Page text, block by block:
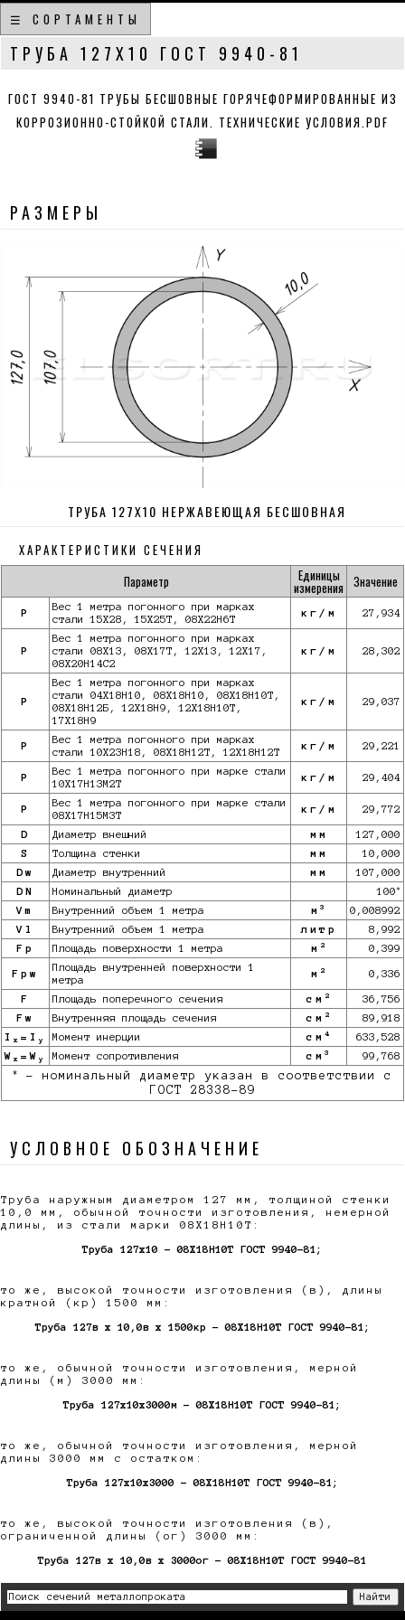
☰ СОРТАМЕНТЫ
ТРУБА 127Х10 ГОСТ 9940-81
ГОСТ 9940-81 ТРУБЫ БЕСШОВНЫЕ ГОРЯЧЕФОРМИРОВАННЫЕ ИЗ
КОРРОЗИОННО-СТОЙКОЙ СТАЛИ. ТЕХНИЧЕСКИЕ УСЛОВИЯ.PDF
РАЗМЕРЫ
ТРУБА 127Х10 НЕРЖАВЕЮЩАЯ БЕСШОВНАЯ
ХАРАКТЕРИСТИКИ СЕЧЕНИЯ
Параметр
Единицы
измерения Значение
P
Вес 1 метра погонного при марках
стали 15Х28, 15Х25Т, 08Х22Н6Т
кг/м 27,934
P
Вес 1 метра погонного при марках
стали 08Х13, 08Х17Т, 12Х13, 12Х17,
08Х20Н14С2
кг/м 28,302
P
Вес 1 метра погонного при марках
стали 04Х18Н10, 08Х18Н10, 08Х18Н10Т,
08Х18Н12Б, 12Х18Н9, 12Х18Н10Т,
17Х18Н9
кг/м 29,037
P
Вес 1 метра погонного при марках
стали 10Х23Н18, 08Х18Н12Т, 12Х18Н12Т
кг/м 29,221
P
Вес 1 метра погонного при марке стали
10X17Н13М2Т
кг/м 29,404
P
Вес 1 метра погонного при марке стали
08Х17Н15М3Т
кг/м 29,772
D Диаметр внешний мм
127,000
S
Толщина стенки мм
10,000
Dw
Диаметр внутренний мм
107,000
DN
Номинальный диаметр 100*
Vm Внутренний объем 1 метра м 3
0,008992
Vl
Внутренний объем 1 метра литр
8,992
Fp
Площадь поверхности 1 метра м 2 0,399
Fpw
Площадь внутренней поверхности 1
метра
м 2 0,336
F Площадь поперечного сечения см 2
36,756
Fw
Внутренняя площадь сечения см 2
89,918
I x =I y Момент инерции см 4
633,528
W x =W y Момент сопротивления см 3 99,768
*
- номинальный диаметр указан в соответствии с
ГОСТ 28338-89
УСЛОВНОЕ ОБОЗНАЧЕНИЕ
Труба наружным диаметром 127 мм, толщиной стенки
10,0 мм, обычной точности изготовления, немерной
длины, из стали марки 08Х18Н10Т:
Труба 127х10 - 08Х18Н10Т ГОСТ 9940-81;
то же, высокой точности изготовления (в), длины
кратной (кр) 1500 мм:
Труба 127в х 10,0в х 1500кр - 08Х18Н10Т ГОСТ 9940-81;
то же, обычной точности изготовления, мерной
длины (м) 3000 мм:
Труба 127х10х3000м - 08Х18Н10Т ГОСТ 9940-81;
то же, обычной точности изготовления, мерной
длины 3000 мм с остатком:
Труба 127х10х3000 - 08Х18Н10Т ГОСТ 9940-81;
то же, высокой точности изготовления (в),
ограниченной длины (ог) 3000 мм:
Труба 127в х 10,0в х 3000ог - 08Х18Н10Т ГОСТ 9940-81